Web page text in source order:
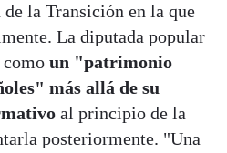
la Transición en la que
La diputada popular
un "patrimonio
más allá de su
al principio de la
posteriormente. "Una